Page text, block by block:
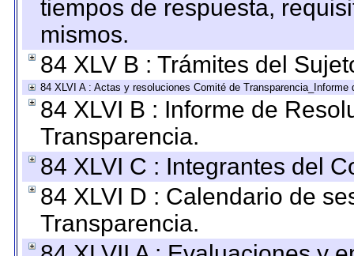
tiempos de respuesta,
mismos.
84 XLV B : Trámites del
84 XLVI A : Actas y resoluciones Comité de
84 XLVI B : Informe de
Transparencia.
84 XLVI C : Integrantes del
84 XLVI D : Calendario de
Transparencia.